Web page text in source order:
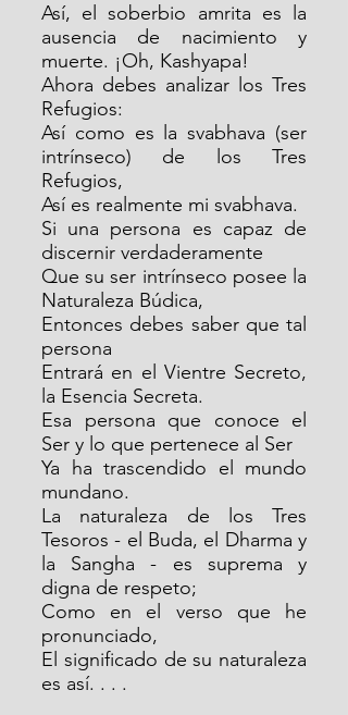
Así, el soberbio amrita es la
ausencia de nacimiento y
muerte. ¡Oh, Kashyapa!
Ahora debes analizar los Tres
Refugios:
Así como es la svabhava (ser
intrínseco) de los Tres
Refugios,
Así es realmente mi svabhava.
Si una persona es capaz de
discernir verdaderamente
Que su ser intrínseco posee la
Naturaleza Búdica,
Entonces debes saber que tal
persona
Entrará en el Vientre Secreto,
la Esencia Secreta.
Esa persona que conoce el
Ser y lo que pertenece al Ser
Ya ha trascendido el mundo
mundano.
La naturaleza de los Tres
Tesoros - el Buda, el Dharma y
la Sangha - es suprema y
digna de respeto;
Como en el verso que he
pronunciado,
El significado de su naturaleza
es así. . . .